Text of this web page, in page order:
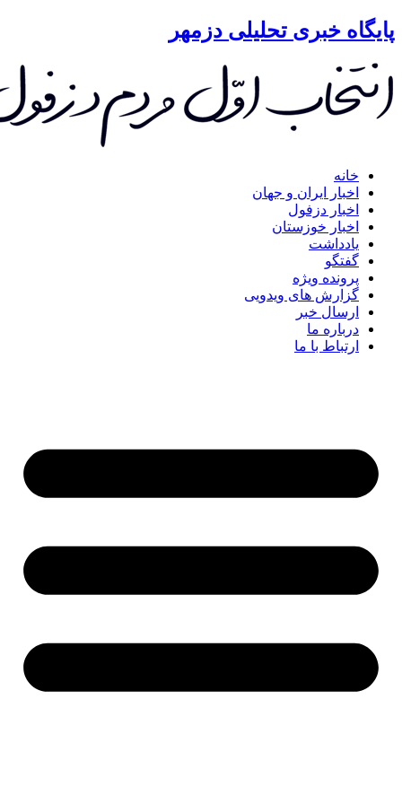
خبری تحلیلی دزمهر
خانه
اخبار ایران و جهان
اخبار دزفول
اخبار خوزستان
یادداشت
گفتگو
پرونده ویژه
گزارش های ویدویی
ارسال خبر
درباره ما
ارتباط با ما